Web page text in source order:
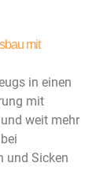
mit
in einen
mit
weit mehr
und Sicken